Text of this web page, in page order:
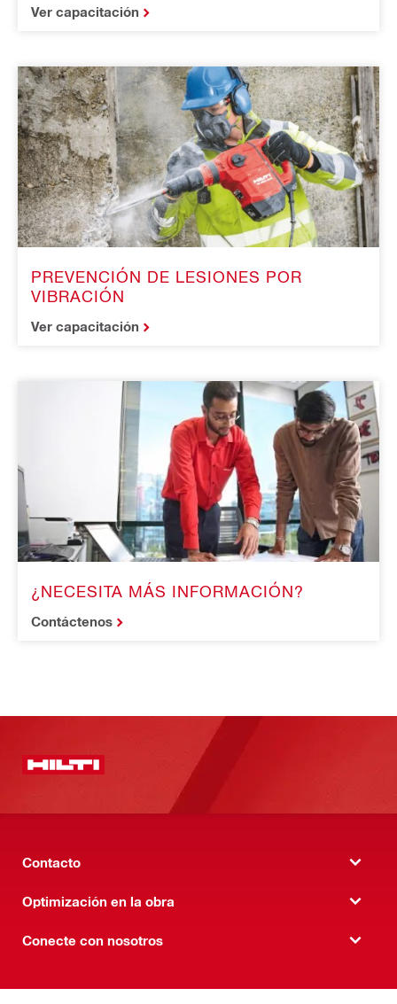
Ver capacitación
PREVENCIÓN DE LESIONES POR
VIBRACIÓN
Ver capacitación
¿NECESITA MÁS INFORMACIÓN?
Contáctenos
Contacto
Optimización en la obra
Conecte con nosotros